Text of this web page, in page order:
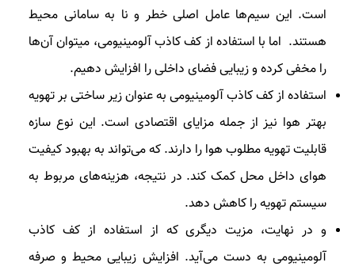
است. این سیم‌ها عامل اصلی خطر و نا به سامانی محیط
هستند. اما با استفاده از کف کاذب آلومینیومی، میتوان آن‌ها
را مخفی کرده و زیبایی فضای داخلی را افزایش دهیم.
استفاده از کف کاذب آلومینیومی به عنوان زیر ساختی بر تهویه
بهتر هوا نیز از جمله مزایای اقتصادی است. این نوع سازه
قابلیت تهویه مطلوب هوا را دارند. که می‌تواند به بهبود کیفیت
هوای داخل محل کمک کند. در نتیجه، هزینه‌های مربوط به
سیستم تهویه را کاهش دهد.
و در نهایت، مزیت دیگری که از استفاده از کف کاذب
آلومینیومی به دست می‌آید. افزایش زیبایی محیط و صرفه